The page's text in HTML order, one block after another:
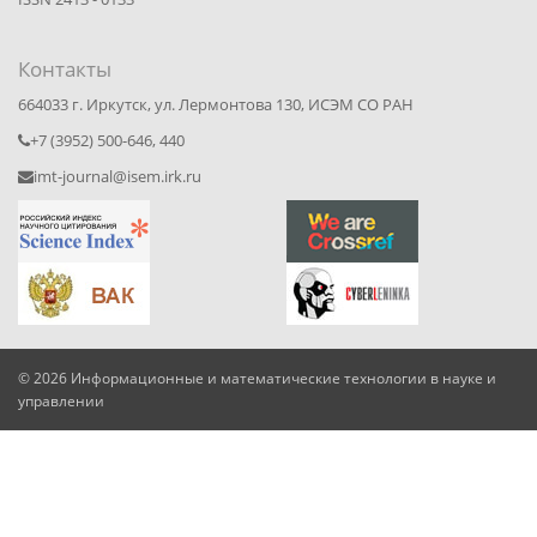
Контакты
664033 г. Иркутск, ул. Лермонтова 130, ИСЭМ СО РАН
+7 (3952) 500-646, 440
imt-journal@isem.irk.ru
© 2026 Информационные и математические технологии в науке и
управлении